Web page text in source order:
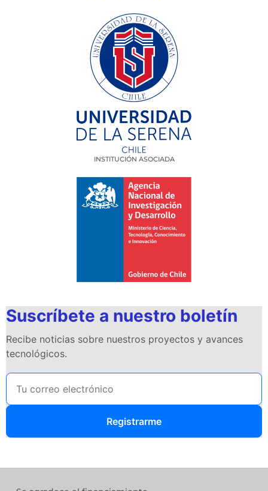
INSTITUCIÓN ASOCIADA
Suscríbete a nuestro boletín
Recibe noticias sobre nuestros proyectos y avances
tecnológicos.
Registrarme